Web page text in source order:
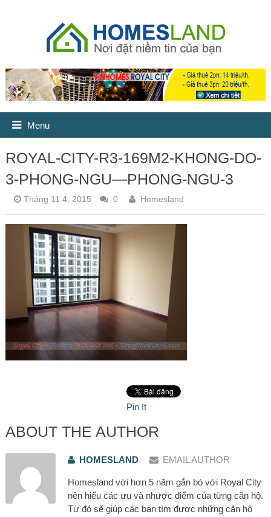
Menu
ROYAL-CITY-R3-169M2-KHONG-DO-
3-PHONG-NGU—PHONG-NGU-3
Tháng 11 4, 2015 0 Homesland
Pin It
ABOUT THE AUTHOR
HOMESLAND EMAIL AUTHOR
Homesland với hơn 5 năm gắn bó với Royal City
nên hiểu các ưu và nhược điểm của từng căn hộ.
Từ đó sẽ giúp các bạn tìm được những căn hộ